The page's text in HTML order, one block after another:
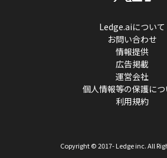
Ledge.aiについて
お問い合わせ
情報提供
広告掲載
運営会社
個人情報等の保護につ
利用規約
Copyright © 2017- Ledge inc. All